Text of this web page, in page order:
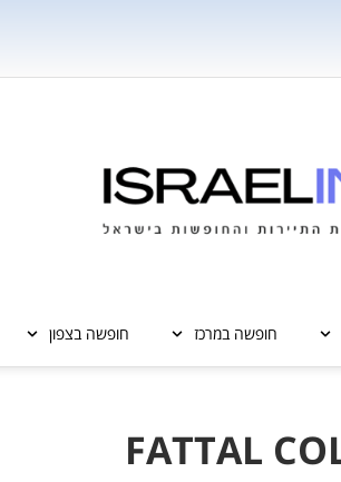
חופשה במרכז חופשה בצפון